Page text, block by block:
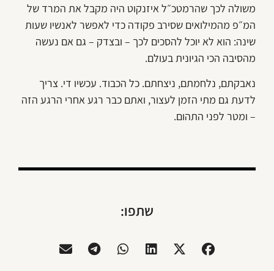
משולה לכך שהרמטכ״ל איזנקוט היה מקבל את המרד של
המ״פ מהמילואים שסירב פקודה כדי לאפשר לאנשיו שעות
שינה: הוא לא יוכל להסכים לכך – ובצדק – גם אם נעשה
מהסיבה הכי הגיונית בעולם.
נאבקתם, נלחמתם, ניצחתם. כל הכבוד. עכשיו די. צריך
לדעת גם מתי הזמן לעצור, ואתם כבר רגע אחרי הרגע הזה
– ומטר לפני התהום.
שתפו: